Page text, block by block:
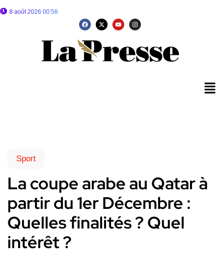
8 août 2026 00:58
Sport
La coupe arabe au Qatar à
partir du 1er Décembre :
Quelles finalités ? Quel
intérêt ?